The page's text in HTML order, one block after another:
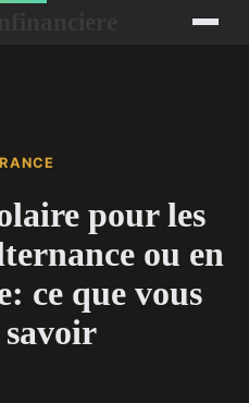
pour les
ou en
ce que vous
savoir